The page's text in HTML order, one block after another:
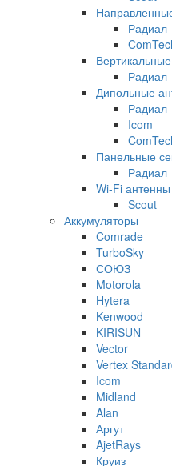
Радиал
Радиал
Дипольные
Радиал
Icom
Панельные
Радиал
Wi-Fi антенны
Scout
Аккумуляторы
Comrade
TurboSky
СОЮЗ
Motorola
Hytera
Kenwood
KIRISUN
Vector
Vertex
Icom
Midland
Alan
Аргут
AjetRays
Круиз